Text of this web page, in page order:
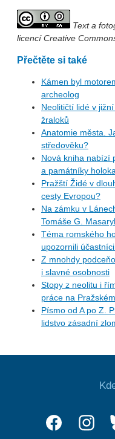
Text a
licencí Creative
Přečtěte si také
Kámen byl
archeolog
Neolitičtí lidé v
žraloků
Anatomie města.
středověku?
Nová kniha nabízí
a památníky
Pražští Židé v
cesty Evropou?
Na zámku v
Tomáše G.
Téma romského
upozornili
Z mnohdy
i slavné osobnosti
Stopy z neolitu i
práce na
Písmo od A po Z.
lidstvo zásadní